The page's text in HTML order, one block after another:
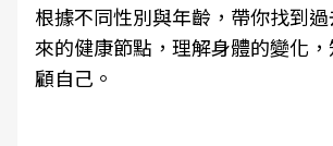
根據不同性別與年齡，帶你找到
來的健康節點，理解身體的變化
顧自己。